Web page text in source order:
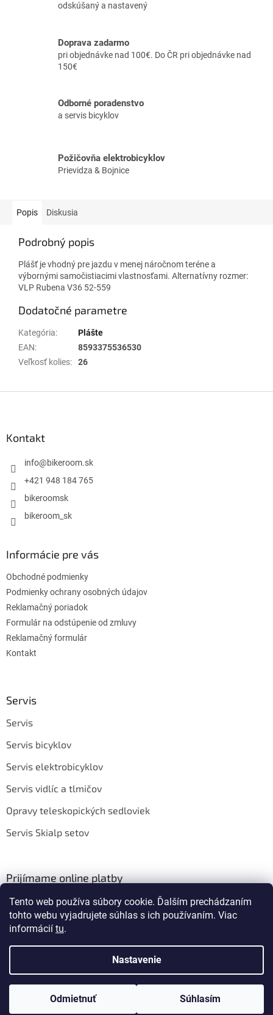
Tento web používa súbory cookie. Ďalším prechádzaním
tohto webu vyjadrujete súhlas s ich používaním. Viac
informácií tu.
Nastavenie
Odmietnuť Súhlasím
odskúšaný a nastavený
Doprava zadarmo
pri objednávke nad 100€. Do ČR pri objednávke nad
150€
Odborné poradenstvo
a servis bicyklov
Požičovňa elektrobicyklov
Prievidza & Bojnice
Popis Diskusia
Podrobný popis
Plášť je vhodný pre jazdu v menej náročnom teréne a
výbornými samočistiacimi vlastnosťami. Alternatívny rozmer:
VLP Rubena V36 52-559
Dodatočné parametre
Kategória:
Plášte
EAN:
8593375536530
Veľkosť kolies: 26
Kontakt
info@bikeroom.sk
+421 948 184 765
bikeroomsk
bikeroom_sk
Informácie pre vás
Obchodné podmienky
Podmienky ochrany osobných údajov
Reklamačný poriadok
Formulár na odstúpenie od zmluvy
Reklamačný formulár
Kontakt
Servis
Servis
Servis bicyklov
Servis elektrobicyklov
Servis vidlíc a tlmičov
Opravy teleskopických sedloviek
Servis Skialp setov
Prijímame online platby
Vytvoril Shoptet
Copyright 2026 . Všetky práva vyhradené.